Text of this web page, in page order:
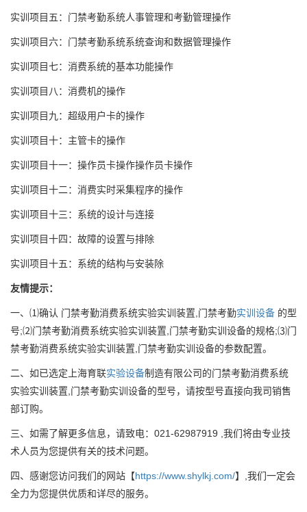
实训项目五：门禁考勤系统人事管理和考勤管理操作
实训项目六：门禁考勤系统系统查询和数据管理操作
实训项目七：消费系统的基本功能操作
实训项目八：消费机的操作
实训项目九：超级用户卡的操作
实训项目十：主管卡的操作
实训项目十一：操作员卡操作操作员卡操作
实训项目十二：消费实时采集程序的操作
实训项目十三：系统的设计与连接
实训项目十四：故障的设置与排除
实训项目十五：系统的结构与安装除
友情提示：
一、⑴确认 门禁考勤消费系统实验实训装置,门禁考勤实训设备 的型
号;⑵门禁考勤消费系统实验实训装置,门禁考勤实训设备的规格;⑶门
禁考勤消费系统实验实训装置,门禁考勤实训设备的参数配置。
二、如已选定上海育联实验设备制造有限公司的门禁考勤消费系统
实验实训装置,门禁考勤实训设备的型号，请按型号直接向我司销售
部订购。
三、如需了解更多信息，请致电：021-62987919 ,我们将由专业技
术人员为您提供有关的技术问题。
四、感谢您访问我们的网站【https://www.shylkj.com/】,我们一定会
全力为您提供优质和详尽的服务。